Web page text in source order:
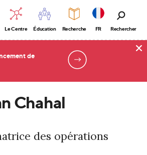
Le Centre Éducation Recherche FR Rechercher
de
Chahal
des opérations